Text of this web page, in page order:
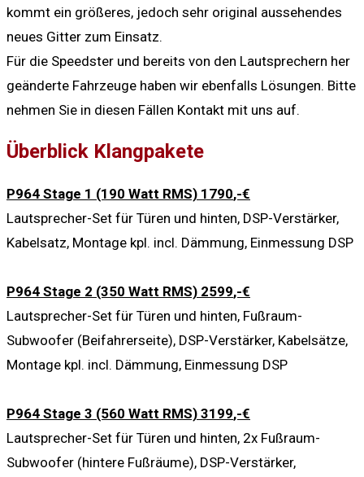
kommt ein größeres, jedoch sehr original aussehendes
neues Gitter zum Einsatz.
Für die Speedster und bereits von den Lautsprechern her
geänderte Fahrzeuge haben wir ebenfalls Lösungen. Bitte
nehmen Sie in diesen Fällen Kontakt mit uns auf.
Überblick Klangpakete
P964 Stage 1 (190 Watt RMS) 1790,-€
Lautsprecher-Set für Türen und hinten, DSP-Verstärker,
Kabelsatz, Montage kpl. incl. Dämmung, Einmessung DSP
P964 Stage 2 (350 Watt RMS) 2599,-€
Lautsprecher-Set für Türen und hinten, Fußraum-
Subwoofer (Beifahrerseite), DSP-Verstärker, Kabelsätze,
Montage kpl. incl. Dämmung, Einmessung DSP
P964 Stage 3 (560 Watt RMS) 3199,-€
Lautsprecher-Set für Türen und hinten, 2x Fußraum-
Subwoofer (hintere Fußräume), DSP-Verstärker,